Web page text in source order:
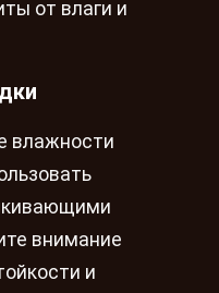
от влаги и
влажности
внимание
и